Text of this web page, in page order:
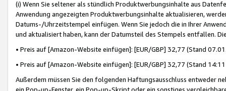
(i) Wenn Sie seltener als stündlich Produktwerbungsinhalte aus
Anwendung angezeigten Produktwerbungsinhalte aktualisieren,
Datums-/Uhrzeitstempel einfügen. Wenn Sie jedoch die in Ihrer
und aktualisiert haben, kann der Datumsteil des Stempels entfallen.
• Preis auf [Amazon-Website einfügen]: [EUR/GBP] 32,77 (Stand
• Preis auf [Amazon-Website einfügen]: [EUR/GBP] 32,77 (Stand
Außerdem müssen Sie den folgenden Haftungsausschluss entweder
ein Pop-up-Fenster, ein Pop-up-Skript oder ein sonstiges